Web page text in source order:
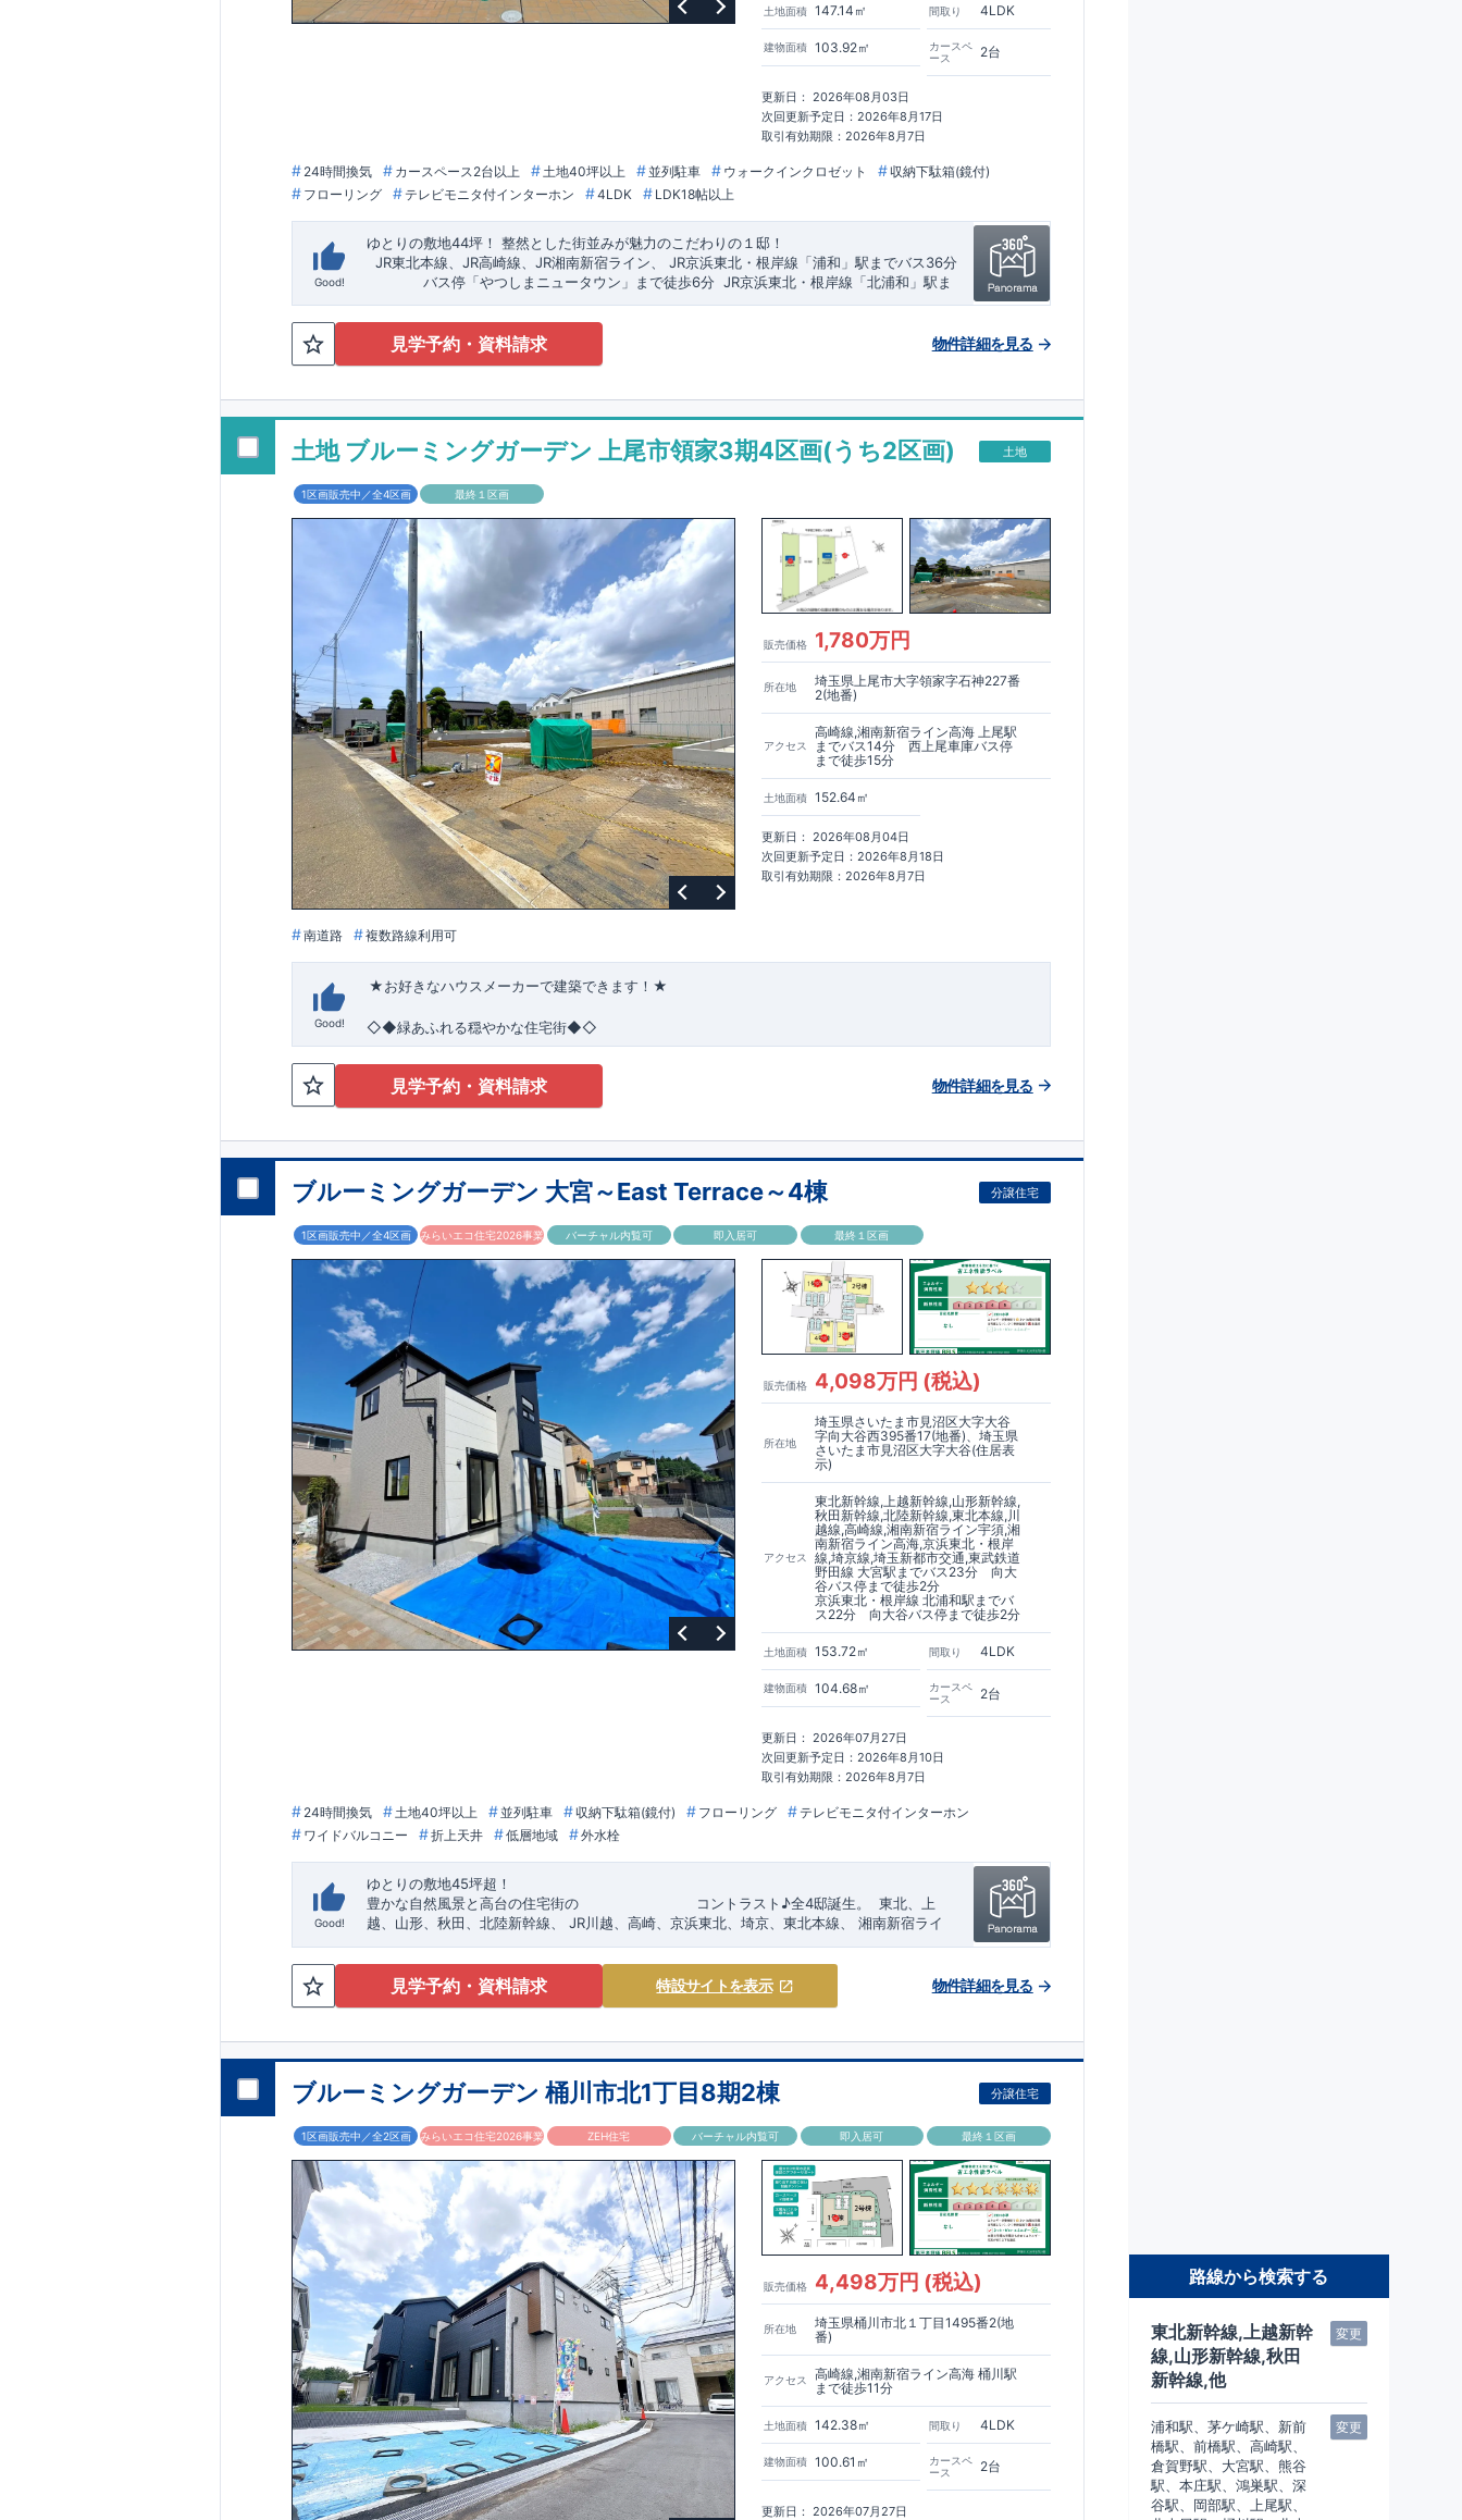
土地面積 147.14㎡
建物面積 103.92㎡
間取り 4LDK
カースペ
ース
2台
更新日： 2026年08月03日
次回更新予定日：2026年8月17日
取引有効期限：2026年8月7日
24時間換気 カースペース2台以上 土地40坪以上 並列駐車 ウォークインクロゼット
収納下駄箱(鏡付)
フローリング
テレビモニタ付インターホン 4LDK LDK18帖以上
Good!
ゆとりの敷地44坪！ 整然とした街並みが魅力のこだわりの１邸！
JR東北本線、JR高崎線、 JR湘南新宿ライン、 JR京浜東北・根岸線「浦和 」駅までバス36分
バス停「やつしまニュータウン 」まで徒歩6分 JR京浜東北・根岸線 「北浦和 」駅ま
評価ｗ取得！​◎性能評価とは​​【設計
第三者機関が評価しております！ ​ 【
により、建物完
の検査が行われます！ ​
性能５を取得！​ ​その他項目も評価を受けており、性能に特化した住宅です！
​◆子育て環境良好！​大久保小学校まで徒歩12分、
保育園までは徒歩20分圏内！
の間取りプラン採用！ ​◆こだわりの内装！
でも洗濯物が干せる室内物干し ​浴室乾燥暖房機付き！​食洗機付きシステムキッチン！​ ​
平日、休日 時間帯問わずご案内可能です！​お気軽にお問い合わせください！​【お問い合わ
せ】TEL： 048-710-5571 (営業時間 9:30～18:30 火水定休日)
見学予約・資料請求 物件詳細を見る
土地 ブルーミングガーデン 上尾市領家3期4区画(うち2区画) 土地
1区画販売中／全4区画 最終１区画
販売価格 1,780万円
所在地
埼玉県上尾市大字領家字石神227番
2(地番)
アクセス
高崎線,湘南新宿ライン高海 上尾駅
までバス14分 西上尾車庫バス停
まで徒歩15分
土地面積 152.64㎡
更新日： 2026年08月04日
次回更新予定日：2026年8月18日
取引有効期限：2026年8月7日
南道路 複数路線利用可
Good!
★お好きなハウスメーカーで建築できます！★
◇◆緑あふれる穏やかな住宅街◆◇
●2026年6月下旬引渡予定● 閑静な住宅街に位置し、子育てファミリーにはピッタリ! 平日休日ご見学可
能です! 川越営業所 TEL:049-248-5700
◎JR高崎線、JR湘南新宿ライン
大石南中学校 ■幼
稚園・保育園 星野学園幼稚園・畔吉保育園
広がる青空と緑や花々に彩られた美しい街並み 家族との一体感を感じられる住まいづくりを追求した家♪
こだわりの設備仕様！周辺には利便施設が点在！
見学予約・資料請求 物件詳細を見る
ブルーミングガーデン 大宮～East Terrace～4棟 分譲住宅
1区画販売中／全4区画 みらいエコ住宅2026事業 バーチャル内覧可 即入居可 最終１区画
販売価格 4,098万円 (税込)
所在地
埼玉県さいたま市見沼区大字大谷
字向大谷西395番17(地番)、埼玉県
さいたま市見沼区大字大谷(住居表
示)
アクセス
東北新幹線,上越新幹線,山形新幹線,
秋田新幹線,北陸新幹線,東北本線,川
越線,高崎線,湘南新宿ライン宇須,湘
南新宿ライン高海,京浜東北・根岸
線,埼京線,埼玉新都市交通,東武鉄道
野田線 大宮駅までバス23分 向大
谷バス停まで徒歩2分
京浜東北・根岸線 北浦和駅までバ
ス22分 向大谷バス停まで徒歩2分
土地面積 153.72㎡
建物面積 104.68㎡
間取り 4LDK
カースペ
ース
2台
更新日： 2026年07月27日
次回更新予定日：2026年8月10日
取引有効期限：2026年8月7日
24時間換気 土地40坪以上 並列駐車 収納下駄箱(鏡付) フローリング
テレビモニタ付インターホン
ワイドバルコニー
折上天井 低層地域 外水栓
Good!
ゆとりの敷地45坪超！
豊かな自然風景と高台の住宅街の​ コントラスト♪全4邸誕生。
東北、上
越、 山形、 秋田、北陸新幹線、 JR川越、高崎、京浜東北、埼京、 東北本線、
湘南新宿ライ
自転車約19分
​ ​JR京浜東北・根岸線「北浦和」駅までバス22分​バス停「向大谷
​◆設計・建設性能評価ｗ取得！
◎性能評価とは​​【 設計住宅性能評価】
建物設計段
階で、国が定めた第三者機関 が評価しております！ ​ 【 住宅性能評価】
耐震等級で最高の３を取得！地震に強い住宅です！​冬は暖かく夏は涼しくて快適♪ 省エ
ネに優れた断熱等性能５を取得！​ ​その他項目も評価を受けており、性能に特化した住宅
です！
​◆子育て環境良好！​大谷小学校まで徒歩9分、大谷中学校まで徒歩14分！​幼稚園、保育
園までは徒歩18分圏内！​ ◆広々とした敷地！​敷地は45～46坪超！​LDKは16～17帖！​
3（4）
LDK～4（5）LDK の間取りプラン採用！​​◆こだわりの内装！
開放的な勾配天井！ ​ 全居室クローゼット付き！ ​ リビングはおしゃれな
ステムキッチン！​平日、休日 時間帯問わずご案内可能です！​お気軽にお問い合わせくださ
い！​【お問い合わせ】TEL：048-710-5571(営業時間 9:30～18:30 火水定休日)
見学予約・資料請求 特設サイトを表示 物件詳細を見る
ブルーミングガーデン 桶川市北1丁目8期2棟 分譲住宅
1区画販売中／全2区画 みらいエコ住宅2026事業 ZEH住宅 バーチャル内覧可 即入居可 最終１区画
販売価格 4,498万円 (税込)
所在地
埼玉県桶川市北１丁目1495番2(地
番)
アクセス
高崎線,湘南新宿ライン高海 桶川駅
まで徒歩11分
土地面積 142.38㎡
建物面積 100.61㎡
間取り 4LDK
カースペ
ース
2台
更新日： 2026年07月27日
路線から検索する
東北新幹線,上越新幹
線,山形新幹線,秋田
新幹線,他
変更
浦和駅、茅ケ崎駅、新前
橋駅、前橋駅、高崎駅、
倉賀野駅、大宮駅、熊谷
駅、本庄駅、鴻巣駅、深
谷駅、岡部駅、上尾駅、
変更